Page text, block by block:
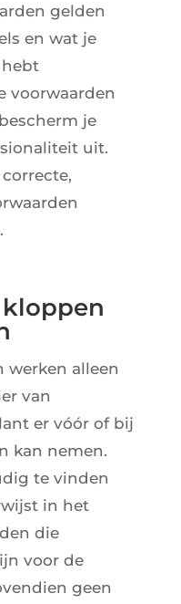
gelden
en wat je
voorwaarden
je
uit.
werken alleen
van
er vóór of bij
kan nemen.
te vinden
in het
die
voor de
geen